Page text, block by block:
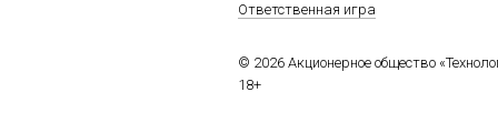
Ответственная игра
© 2026 Акционерное общество
18+